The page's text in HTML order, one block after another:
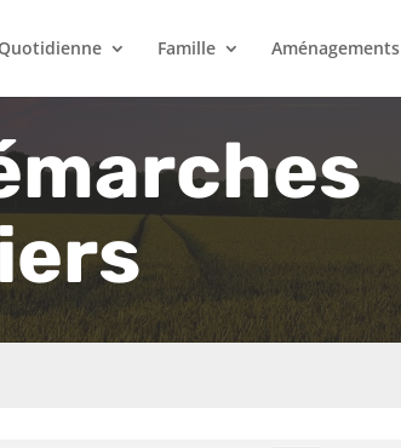
Famille Aménagements